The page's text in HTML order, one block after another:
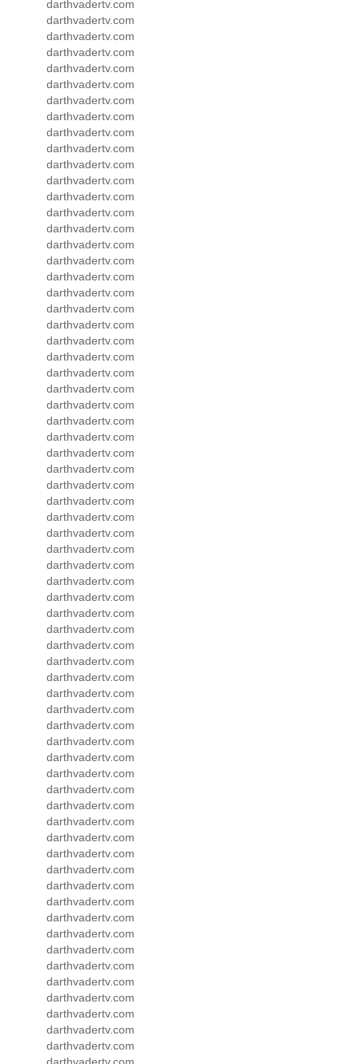
darthvadertv.com
darthvadertv.com
darthvadertv.com
darthvadertv.com
darthvadertv.com
darthvadertv.com
darthvadertv.com
darthvadertv.com
darthvadertv.com
darthvadertv.com
darthvadertv.com
darthvadertv.com
darthvadertv.com
darthvadertv.com
darthvadertv.com
darthvadertv.com
darthvadertv.com
darthvadertv.com
darthvadertv.com
darthvadertv.com
darthvadertv.com
darthvadertv.com
darthvadertv.com
darthvadertv.com
darthvadertv.com
darthvadertv.com
darthvadertv.com
darthvadertv.com
darthvadertv.com
darthvadertv.com
darthvadertv.com
darthvadertv.com
darthvadertv.com
darthvadertv.com
darthvadertv.com
darthvadertv.com
darthvadertv.com
darthvadertv.com
darthvadertv.com
darthvadertv.com
darthvadertv.com
darthvadertv.com
darthvadertv.com
darthvadertv.com
darthvadertv.com
darthvadertv.com
darthvadertv.com
darthvadertv.com
darthvadertv.com
darthvadertv.com
darthvadertv.com
darthvadertv.com
darthvadertv.com
darthvadertv.com
darthvadertv.com
darthvadertv.com
darthvadertv.com
darthvadertv.com
darthvadertv.com
darthvadertv.com
darthvadertv.com
darthvadertv.com
darthvadertv.com
darthvadertv.com
darthvadertv.com
darthvadertv.com